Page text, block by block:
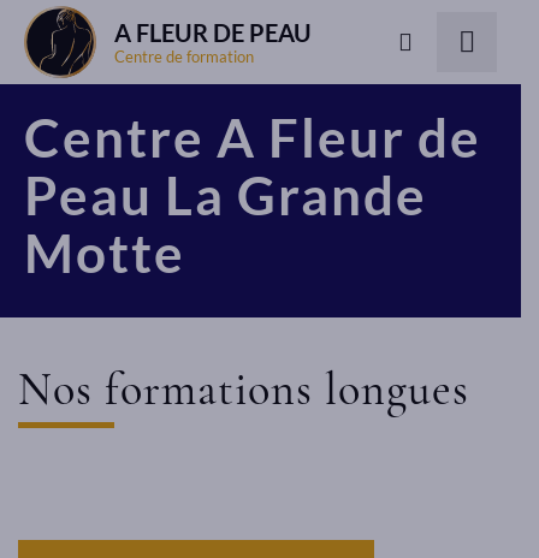
A FLEUR DE PEAU
Centre de formation
Centre A Fleur de
Peau La Grande
Motte
Nos formations longues